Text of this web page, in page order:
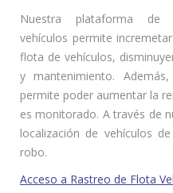
Nuestra plataforma
vehículos permite
flota de vehículos,
y mantenimiento.
permite poder aumentar la
es monitorado. A través de
localización de vehículos
robo.
Acceso a Rastreo de Flota